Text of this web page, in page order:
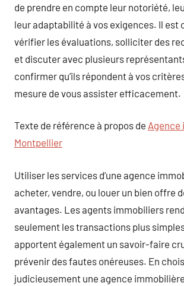
de prendre en compte leur notoriété,
leur adaptabilité à vos exigences. Il est
vérifier les évaluations, solliciter des
et discuter avec plusieurs
confirmer qu’ils répondent à vos
mesure de vous assister efficacement.
Texte de référence à propos de Agence
Montpellier
Utiliser les services d’une agence
acheter, vendre, ou louer un bien offre
avantages. Les agents immobiliers
seulement les transactions plus
apportent également un savoir-faire
prévenir des fautes onéreuses. En
judicieusement une agence